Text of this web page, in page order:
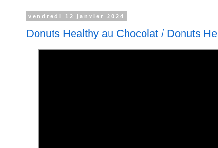
vendredi 12 janvier 2024
Donuts Healthy au Chocolat / Donuts